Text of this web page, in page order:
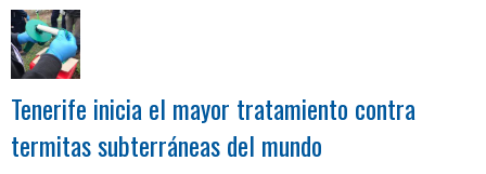
Tenerife inicia el mayor tratamiento contra
termitas subterráneas del mundo